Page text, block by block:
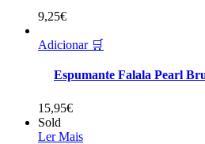
9,25€
Adicionar 🛒
Espumante Falala Pearl
15,95€
Sold
Ler Mais